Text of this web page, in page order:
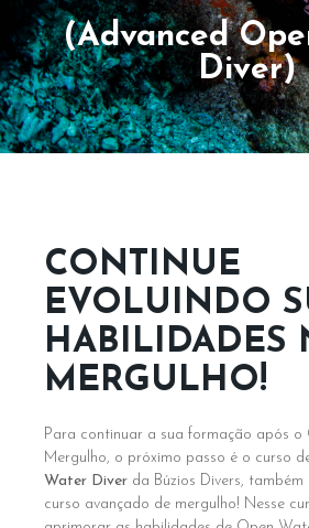
(Advanced
Diver)
CONTINUE
EVOLUINDO
HABILIDADES
MERGULHO!
Para continuar a sua formação após o
Mergulho, o próximo passo é o curso
Water Diver da Búzios Divers, também
curso avançado de mergulho! Nesse